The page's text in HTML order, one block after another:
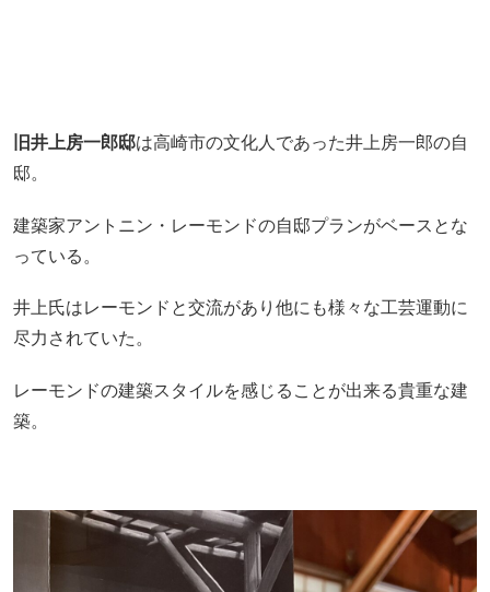
旧井上房一郎邸は高崎市の文化人であった井上房一郎の自
邸。
建築家アントニン・レーモンドの自邸プランがベースとな
っている。
井上氏はレーモンドと交流があり他にも様々な工芸運動に
尽力されていた。
レーモンドの建築スタイルを感じることが出来る貴重な建
築。